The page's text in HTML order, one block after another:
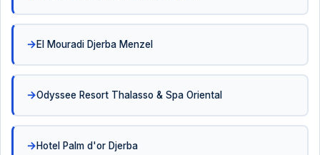
El Mouradi Djerba Menzel
Odyssee Resort Thalasso & Spa Oriental
Hotel Palm d'or Djerba